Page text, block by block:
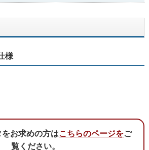
様
お求めの方はこちらのページをご
覧ください。